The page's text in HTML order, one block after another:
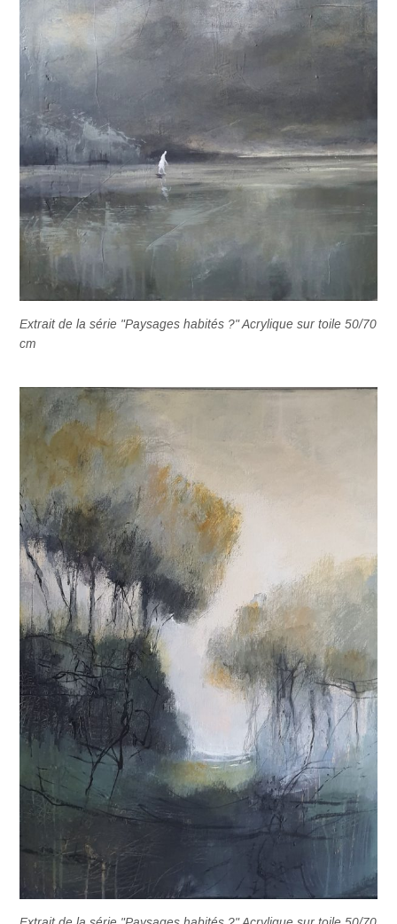
Extrait de la série "Paysages habités ?" Acrylique sur toile 50/70
cm